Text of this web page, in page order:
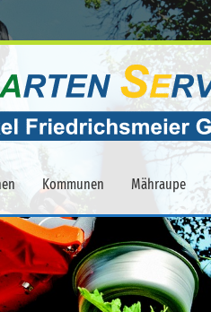
Kommunen Mähraupe